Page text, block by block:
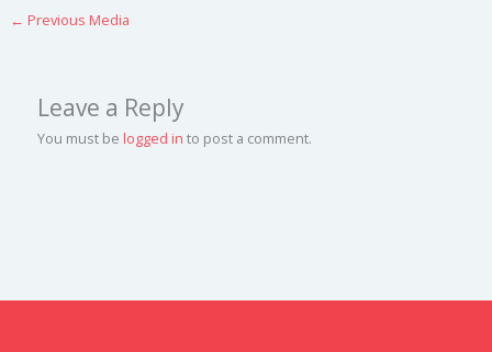
← Previous Media
Leave a Reply
You must be logged in to post a comment.